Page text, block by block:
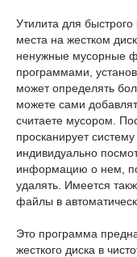
Утилита для быстрого
места на жестком
ненужные мусорные
программами,
может определять
можете сами
считаете мусором.
просканирует
индивидуально
информацию о нем,
удалять. Имеется
файлы в
Это программа
жесткого диска в